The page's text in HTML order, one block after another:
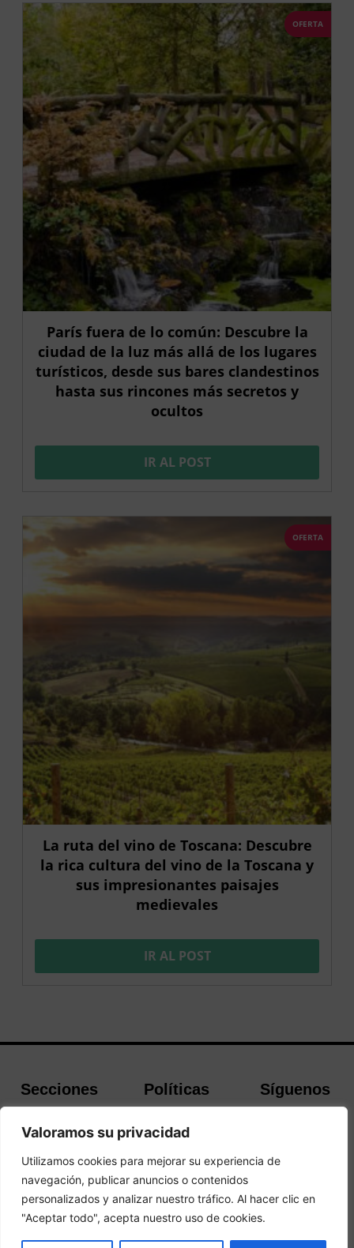
Valoramos su privacidad
Utilizamos cookies para mejorar su experiencia de
navegación, publicar anuncios o contenidos
personalizados y analizar nuestro tráfico. Al hacer clic en
"Aceptar todo", acepta nuestro uso de cookies.
OFERTA
París fuera de lo común: Descubre la
ciudad de la luz más allá de los lugares
turísticos, desde sus bares clandestinos
hasta sus rincones más secretos y
ocultos
IR AL POST
OFERTA
La ruta del vino de Toscana: Descubre
la rica cultura del vino de la Toscana y
sus impresionantes paisajes
medievales
IR AL POST
Secciones
Buscador de
Hoteles
Guías de Viajes
Políticas
cookies
Aviso Legal
Política de
Síguenos